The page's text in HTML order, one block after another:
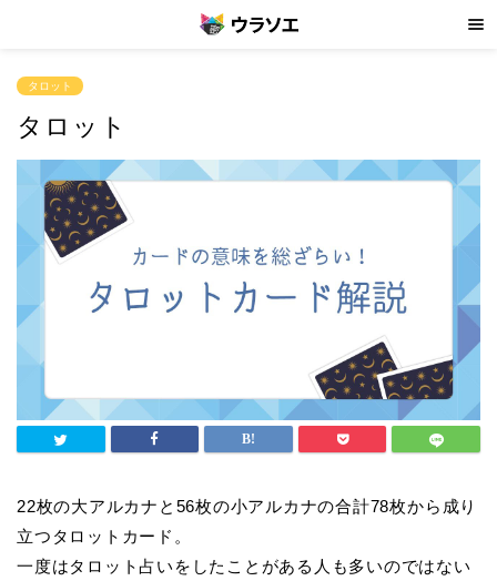
タロット
タロット
22枚の大アルカナと56枚の小アルカナの合計78枚から成り
立つタロットカード。
一度はタロット占いをしたことがある人も多いのではない